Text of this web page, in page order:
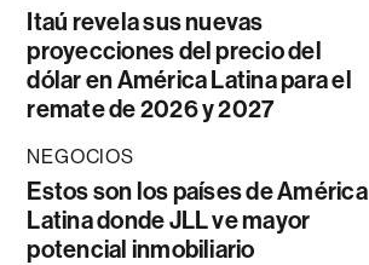
Itaú revela sus nuevas
proyecciones del precio del
dólar en América Latina para el
remate de 2026 y 2027
NEGOCIOS
Estos son los países de América
Latina donde JLL ve mayor
potencial inmobiliario